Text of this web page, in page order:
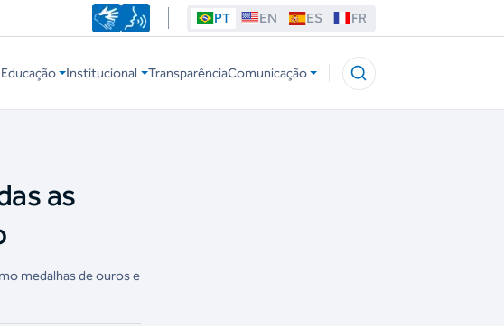
PT EN ES FR
Institucional TransparênciaComunicação
as
medalhas de ouros e